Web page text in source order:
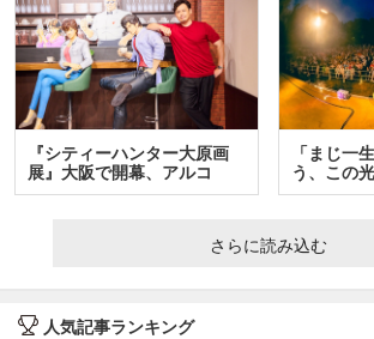
『シティーハンター大原画
展』大阪で開幕、アルコ
＆…
「まじ一
う、この
と…
さらに読み込む
人気記事ランキング